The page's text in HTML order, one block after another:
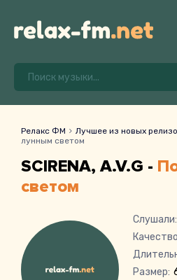
Релакс ФМ Лучшее из новых
лунным светом
SCIRENA, A.V.G -
светом
Слушали:
Размер: